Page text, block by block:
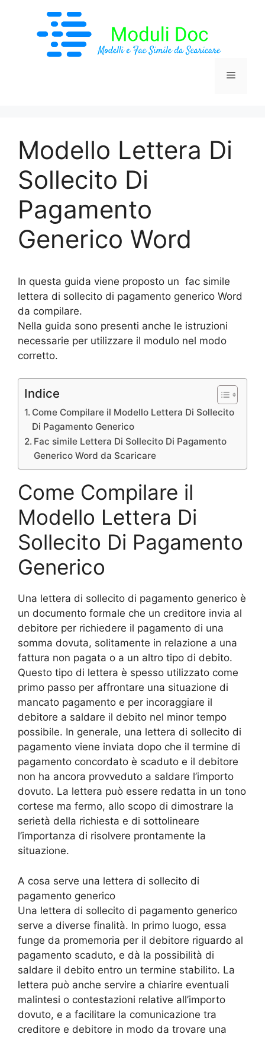
contenuto
Menu
Modello Lettera Di
Sollecito Di
Pagamento
Generico Word
In questa guida viene proposto un fac simile
lettera di sollecito di pagamento generico Word
da compilare.
Nella guida sono presenti anche le istruzioni
necessarie per utilizzare il modulo nel modo
corretto.
Indice
Come Compilare il Modello Lettera Di Sollecito
Di Pagamento Generico
Fac simile Lettera Di Sollecito Di Pagamento
Generico Word da Scaricare
Come Compilare il
Modello Lettera Di
Sollecito Di Pagamento
Generico
Una lettera di sollecito di pagamento generico è
un documento formale che un creditore invia al
debitore per richiedere il pagamento di una
somma dovuta, solitamente in relazione a una
fattura non pagata o a un altro tipo di debito.
Questo tipo di lettera è spesso utilizzato come
primo passo per affrontare una situazione di
mancato pagamento e per incoraggiare il
debitore a saldare il debito nel minor tempo
possibile. In generale, una lettera di sollecito di
pagamento viene inviata dopo che il termine di
pagamento concordato è scaduto e il debitore
non ha ancora provveduto a saldare l’importo
dovuto. La lettera può essere redatta in un tono
cortese ma fermo, allo scopo di dimostrare la
serietà della richiesta e di sottolineare
l’importanza di risolvere prontamente la
situazione.
A cosa serve una lettera di sollecito di
pagamento generico
Una lettera di sollecito di pagamento generico
serve a diverse finalità. In primo luogo, essa
funge da promemoria per il debitore riguardo al
pagamento scaduto, e dà la possibilità di
saldare il debito entro un termine stabilito. La
lettera può anche servire a chiarire eventuali
malintesi o contestazioni relative all’importo
dovuto, e a facilitare la comunicazione tra
creditore e debitore in modo da trovare una